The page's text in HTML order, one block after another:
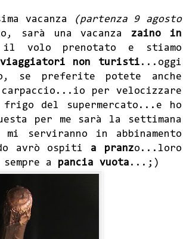
vacanza
(partenza 9 agosto
sarà una vacanza zaino in
il volo prenotato e stiamo
viaggiatori non turisti ...oggi
se preferite potete anche
per velocizzare
del supermercato...e ho
per me sarà la settimana
serviranno in abbinamento
avrò ospiti a pranzo...loro
a pancia vuota ...;)